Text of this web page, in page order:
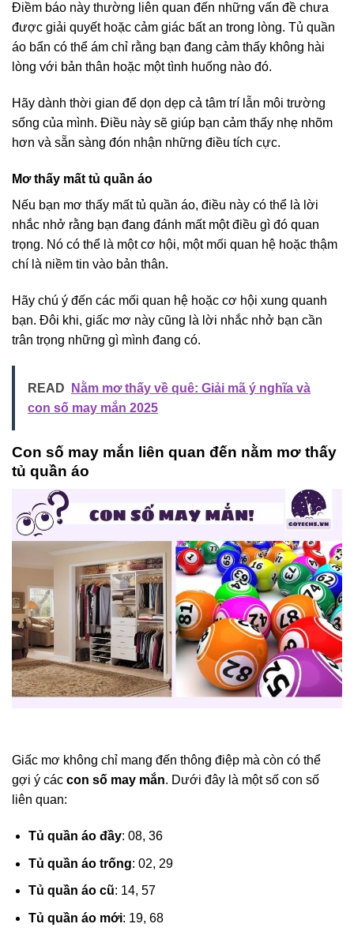
Điềm báo này thường liên quan đến những vấn đề chưa
được giải quyết hoặc cảm giác bất an trong lòng. Tủ quần
áo bẩn có thể ám chỉ rằng bạn đang cảm thấy không hài
lòng với bản thân hoặc một tình huống nào đó.
Hãy dành thời gian để dọn dẹp cả tâm trí lẫn môi trường
sống của mình. Điều này sẽ giúp bạn cảm thấy nhẹ nhõm
hơn và sẵn sàng đón nhận những điều tích cực.
Mơ thấy mất tủ quần áo
Nếu bạn mơ thấy mất tủ quần áo, điều này có thể là lời
nhắc nhở rằng bạn đang đánh mất một điều gì đó quan
trọng. Nó có thể là một cơ hội, một mối quan hệ hoặc thậm
chí là niềm tin vào bản thân.
Hãy chú ý đến các mối quan hệ hoặc cơ hội xung quanh
bạn. Đôi khi, giấc mơ này cũng là lời nhắc nhở bạn cần
trân trọng những gì mình đang có.
READ
Nằm mơ thấy về quê: Giải mã ý nghĩa và
con số may mắn 2025
Con số may mắn liên quan đến nằm mơ thấy
tủ quần áo
Giấc mơ không chỉ mang đến thông điệp mà còn có thể
gợi ý các con số may mắn. Dưới đây là một số con số
liên quan:
Tủ quần áo đầy: 08, 36
Tủ quần áo trống: 02, 29
Tủ quần áo cũ: 14, 57
Tủ quần áo mới: 19, 68